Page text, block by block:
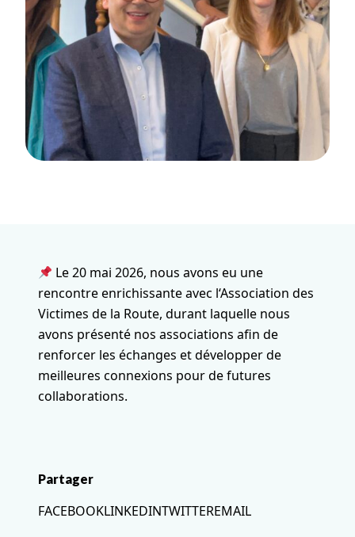
Le 20 mai 2026, nous avons eu une
rencontre enrichissante avec l‘Association des
Victimes de la Route, durant laquelle nous
avons présenté nos associations afin de
renforcer les échanges et développer de
meilleures connexions pour de futures
collaborations.
Partager
FACEBOOKLINKEDINTWITTEREMAIL